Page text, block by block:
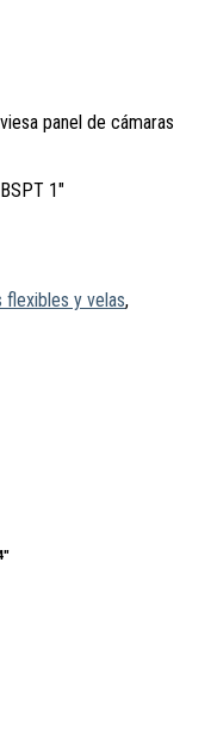
panel de cámaras
1″
flexibles y velas,